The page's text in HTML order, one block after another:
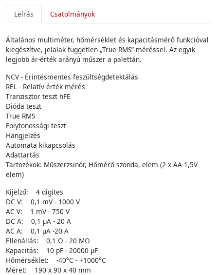
Leírás Csatolmányok
Általános multiméter, hőmérséklet és kapacitásmérő funkcióval
kiegészítve, jelalak független „True RMS” méréssel. Az egyik
legjobb ár-érték arányú műszer a palettán.
NCV - Érintésmentes feszültségdetektálás
REL - Relatív érték mérés
Tranzisztor teszt hFE
Dióda teszt
True RMS
Folytonossági teszt
Hangjelzés
Automata kikapcsolás
Adattartás
Tartozékok: Műszerzsinór, Hőmérő szonda, elem (2 x AA 1,5V
elem)
Kijelző: 4 digites
DC V: 0,1 mV - 1000 V
AC V: 1 mV - 750 V
DC A: 0,1 µA - 20 A
AC A: 0,1 µA -20 A
Ellenállás: 0,1 Ω - 20 MΩ
Kapacitás: 10 pF - 20000 µF
Hőmérséklet: -40°C - +1000°C
Méret: 190 x 90 x 40 mm